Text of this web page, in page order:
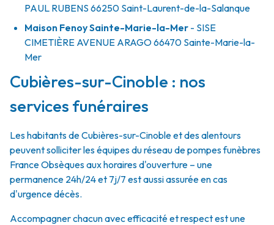
PAUL RUBENS 66250 Saint-Laurent-de-la-Salanque
Maison Fenoy Sainte-Marie-la-Mer - SISE
CIMETIÈRE AVENUE ARAGO66470 Sainte-Marie-la-
Mer
Cubières-sur-Cinoble : nos
services funéraires
Les habitants de Cubières-sur-Cinoble et des alentours
peuvent solliciter les équipes du réseau de pompes funèbres
France Obsèques aux horaires d'ouverture – une
permanence 24h/24 et 7j/7 est aussi assurée en cas
d'urgence décès.
Accompagner chacun avec efficacité et respect est une